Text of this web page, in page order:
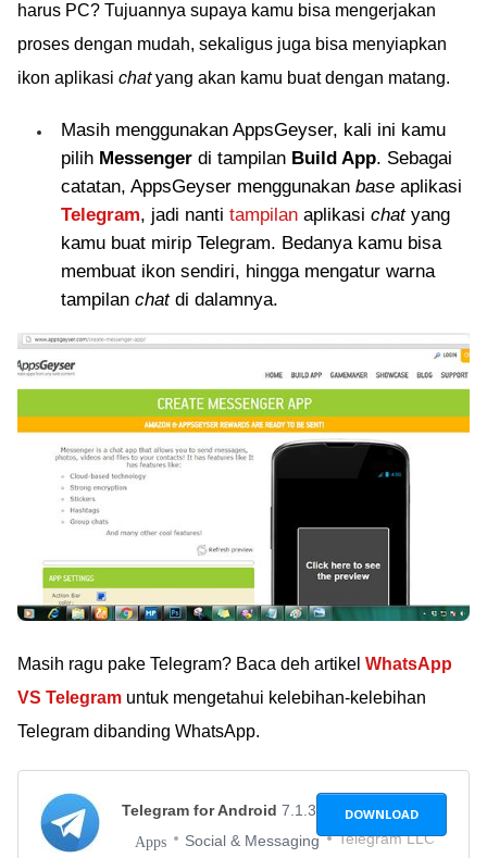
harus PC? Tujuannya supaya kamu bisa mengerjakan
proses dengan mudah, sekaligus juga bisa menyiapkan
ikon aplikasi chatyang akan kamu buat dengan matang.
Masih menggunakan AppsGeyser, kali ini kamu
pilih Messenger di tampilan Build App. Sebagai
catatan, AppsGeyser menggunakan base aplikasi
Telegram, jadi nanti tampilan aplikasi chatyang
kamu buat mirip Telegram. Bedanya kamu bisa
membuat ikon sendiri, hingga mengatur warna
tampilan chatdi dalamnya.
Masih ragu pake Telegram? Baca deh artikel WhatsApp
VS Telegram untuk mengetahui kelebihan-kelebihan
Telegram dibanding WhatsApp.
Telegram for Android 7.1.3
Apps Social & Messaging Telegram LLC
DOWNLOAD